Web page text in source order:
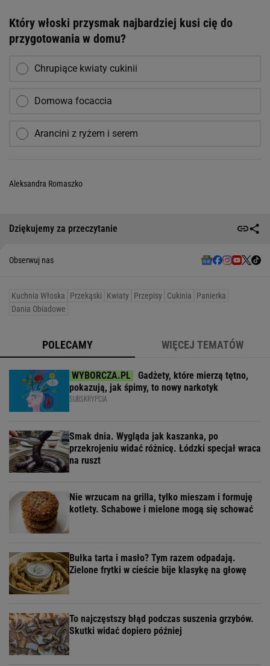
Który włoski przysmak najbardziej kusi cię do
przygotowania w domu?
Chrupiące kwiaty cukinii
Domowa focaccia
Arancini z ryżem i serem
Aleksandra Romaszko
Dziękujemy za przeczytanie
Obserwuj nas
Kuchnia Włoska Przekąski Kwiaty Przepisy Cukinia
Panierka
Dania Obiadowe
POLECAMY WIĘCEJ TEMATÓW
Gadżety, które mierzą tętno,
pokazują, jak śpimy, to nowy narkotyk
SUBSKRYPCJA
Smak dnia. Wygląda jak kaszanka, po
przekrojeniu widać różnicę. Łódzki specjał wraca
na ruszt
Nie wrzucam na grilla, tylko mieszam i formuję
kotlety. Schabowe i mielone mogą się schować
Bułka tarta i masło? Tym razem odpadają.
Zielone frytki w cieście bije klasykę na głowę
To najczęstszy błąd podczas suszenia grzybów.
Skutki widać dopiero później